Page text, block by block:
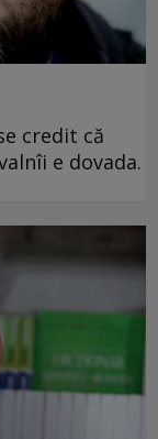
credit că
e dovada.